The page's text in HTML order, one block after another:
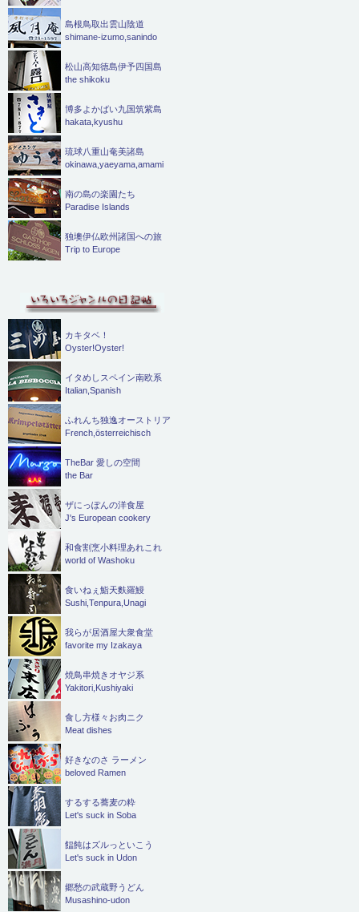
島根鳥取出雲山陰道
shimane-izumo,sanindo
松山高知徳島伊予四国島
the shikoku
博多よかばい九国筑紫島
hakata,kyushu
琉球八重山奄美諸島
okinawa,yaeyama,amami
南の島の楽園たち
Paradise Islands
独墺伊仏欧州諸国への旅
Trip to Europe
カキタベ！
Oyster!Oyster!
イタめしスペイン南欧系
Italian,Spanish
ふれんち独逸オーストリア
French,österreichisch
TheBar 愛しの空間
the Bar
ザにっぽんの洋食屋
J's European cookery
和食割烹小料理あれこれ
world of Washoku
食いねぇ鮨天麩羅鰻
Sushi,Tenpura,Unagi
我らが居酒屋大衆食堂
favorite my Izakaya
焼鳥串焼きオヤジ系
Yakitori,Kushiyaki
食し方様々お肉ニク
Meat dishes
好きなのさ ラーメン
beloved Ramen
するする蕎麦の粋
Let's suck in Soba
饂飩はズルっといこう
Let's suck in Udon
郷愁の武蔵野うどん
Musashino-udon